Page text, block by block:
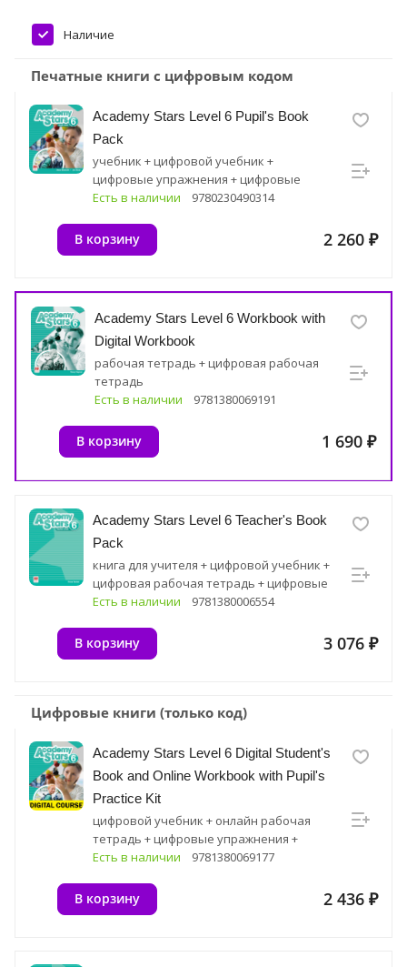
Наличие
Печатные книги с цифровым кодом
Academy Stars Level 6 Pupil's Book
Pack
учебник + цифровой учебник +
цифровые упражнения + цифровые
ресурсные материалы
Есть в наличии 9780230490314
2 260 ₽
В корзину
Academy Stars Level 6 Workbook with
Digital Workbook
рабочая тетрадь + цифровая рабочая
тетрадь
Есть в наличии
9781380069191
1 690 ₽
В корзину
Academy Stars Level 6 Teacher's Book
Pack
книга для учителя + цифровой учебник +
цифровая рабочая тетрадь + цифровые
упражнения + цифровые ресурсные
Есть в наличии 9781380006554
3 076 ₽
В корзину
Цифровые книги (только код)
Academy Stars Level 6 Digital Student's
Book and Online Workbook with Pupil's
Practice Kit
цифровой учебник + онлайн рабочая
тетрадь + цифровые упражнения +
цифровые ресурсные материалы
Есть в наличии 9781380069177
2 436 ₽
В корзину